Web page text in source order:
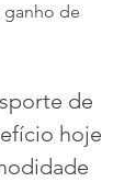
ganho de
de
hoje